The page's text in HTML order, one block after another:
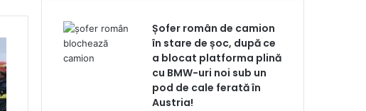
Șofer român de camion
în stare de șoc, după ce
a blocat platforma plină
cu BMW-uri noi sub un
pod de cale ferată în
Austria!